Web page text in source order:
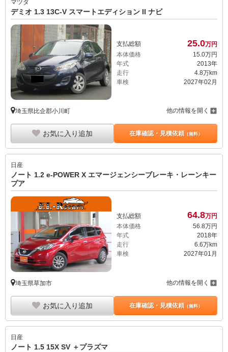
マツダ
デミオ 1.3 13C-V スマートエディション II ナビ
支払総額 25.0万円
本体価格
15. 0万円
年式
2013年
走行
4.8万km
車検
2027年02月
埼玉県比企郡小川町 他の情報を開く
お気に入り追加 在庫確認・見積依頼（無料）
日産
ノート 1.2 e-POWER X エマージェンシーブレーキ・レーンキー
プア
支払総額 64.8万円
本体価格
56.8万円
年式
2018年
走行
6.6万km
車検
2027年01月
埼玉県草加市 他の情報を開く
お気に入り追加 在庫確認・見積依頼（無料）
日産
ノート 1.5 15X SV ＋プラズマ